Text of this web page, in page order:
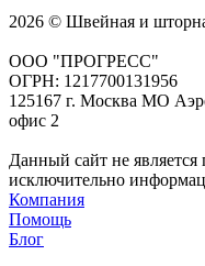
2026 © Швейная и
ООО "ПРОГРЕСС"
ОГРН: 1217700131956
125167 г. Москва МО
офис 2
Данный сайт не
исключительно
Компания
Помощь
Блог